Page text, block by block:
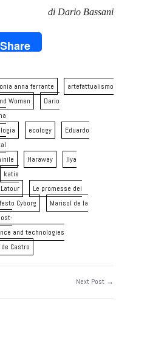
di Dario Bassani
Share
anna ferrante
artefattualismo
Women
Dario
ecology
Eduardo
Haraway
Ilya
katie
Latour
Le promesse dei
Cyborg
Marisol de la
and technologies
Castro
Next Post →